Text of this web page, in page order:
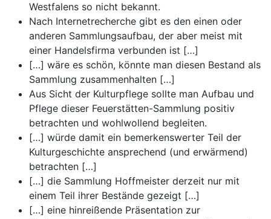
Westfalens so nicht bekannt.
Nach Internetrecherche gibt es den einen oder
anderen Sammlungsaufbau, der aber meist mit
einer Handelsfirma verbunden ist […]
[…] wäre es schön, könnte man diesen Bestand als
Sammlung zusammenhalten […]
Aus Sicht der Kulturpflege sollte man Aufbau und
Pflege dieser Feuerstätten-Sammlung positiv
betrachten und wohlwollend begleiten.
[…] würde damit ein bemerkenswerter Teil der
Kulturgeschichte ansprechend (und erwärmend)
betrachten […]
[…] die Sammlung Hoffmeister derzeit nur mit
einem Teil ihrer Bestände gezeigt […]
[…] eine hinreißende Präsentation zur